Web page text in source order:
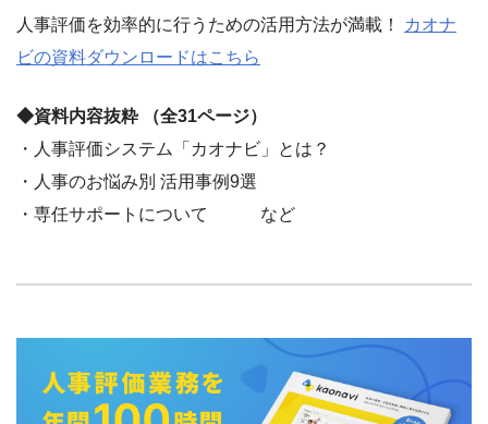
人事評価を効率的に行うための活用方法が満載！
カオナ
ビの資料ダウンロードはこちら
◆資料内容抜粋 （全31ページ）
・人事評価システム「カオナビ」とは？
・人事のお悩み別 活用事例9選
・専任サポートについて など